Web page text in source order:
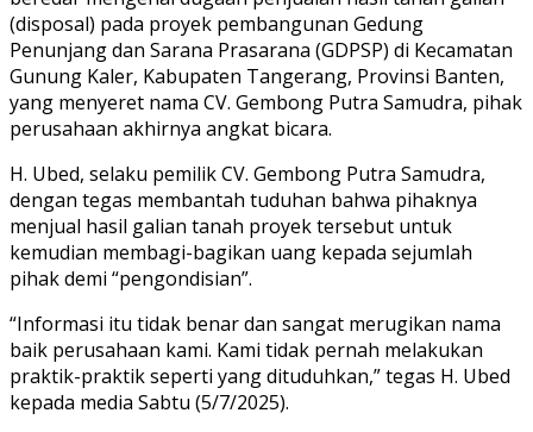
(disposal) pada proyek pembangunan Gedung
Penunjang dan Sarana Prasarana (GDPSP) di Kecamatan
Gunung Kaler, Kabupaten Tangerang, Provinsi Banten,
yang menyeret nama CV. Gembong Putra Samudra, pihak
perusahaan akhirnya angkat bicara.
H. Ubed, selaku pemilik CV. Gembong Putra Samudra,
dengan tegas membantah tuduhan bahwa pihaknya
menjual hasil galian tanah proyek tersebut untuk
kemudian membagi-bagikan uang kepada sejumlah
pihak demi “pengondisian”.
“Informasi itu tidak benar dan sangat merugikan nama
baik perusahaan kami. Kami tidak pernah melakukan
praktik-praktik seperti yang dituduhkan,” tegas H. Ubed
kepada media Sabtu (5/7/2025).